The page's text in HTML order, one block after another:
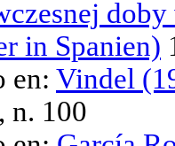
in Spanien)
en: Vindel
n. 100